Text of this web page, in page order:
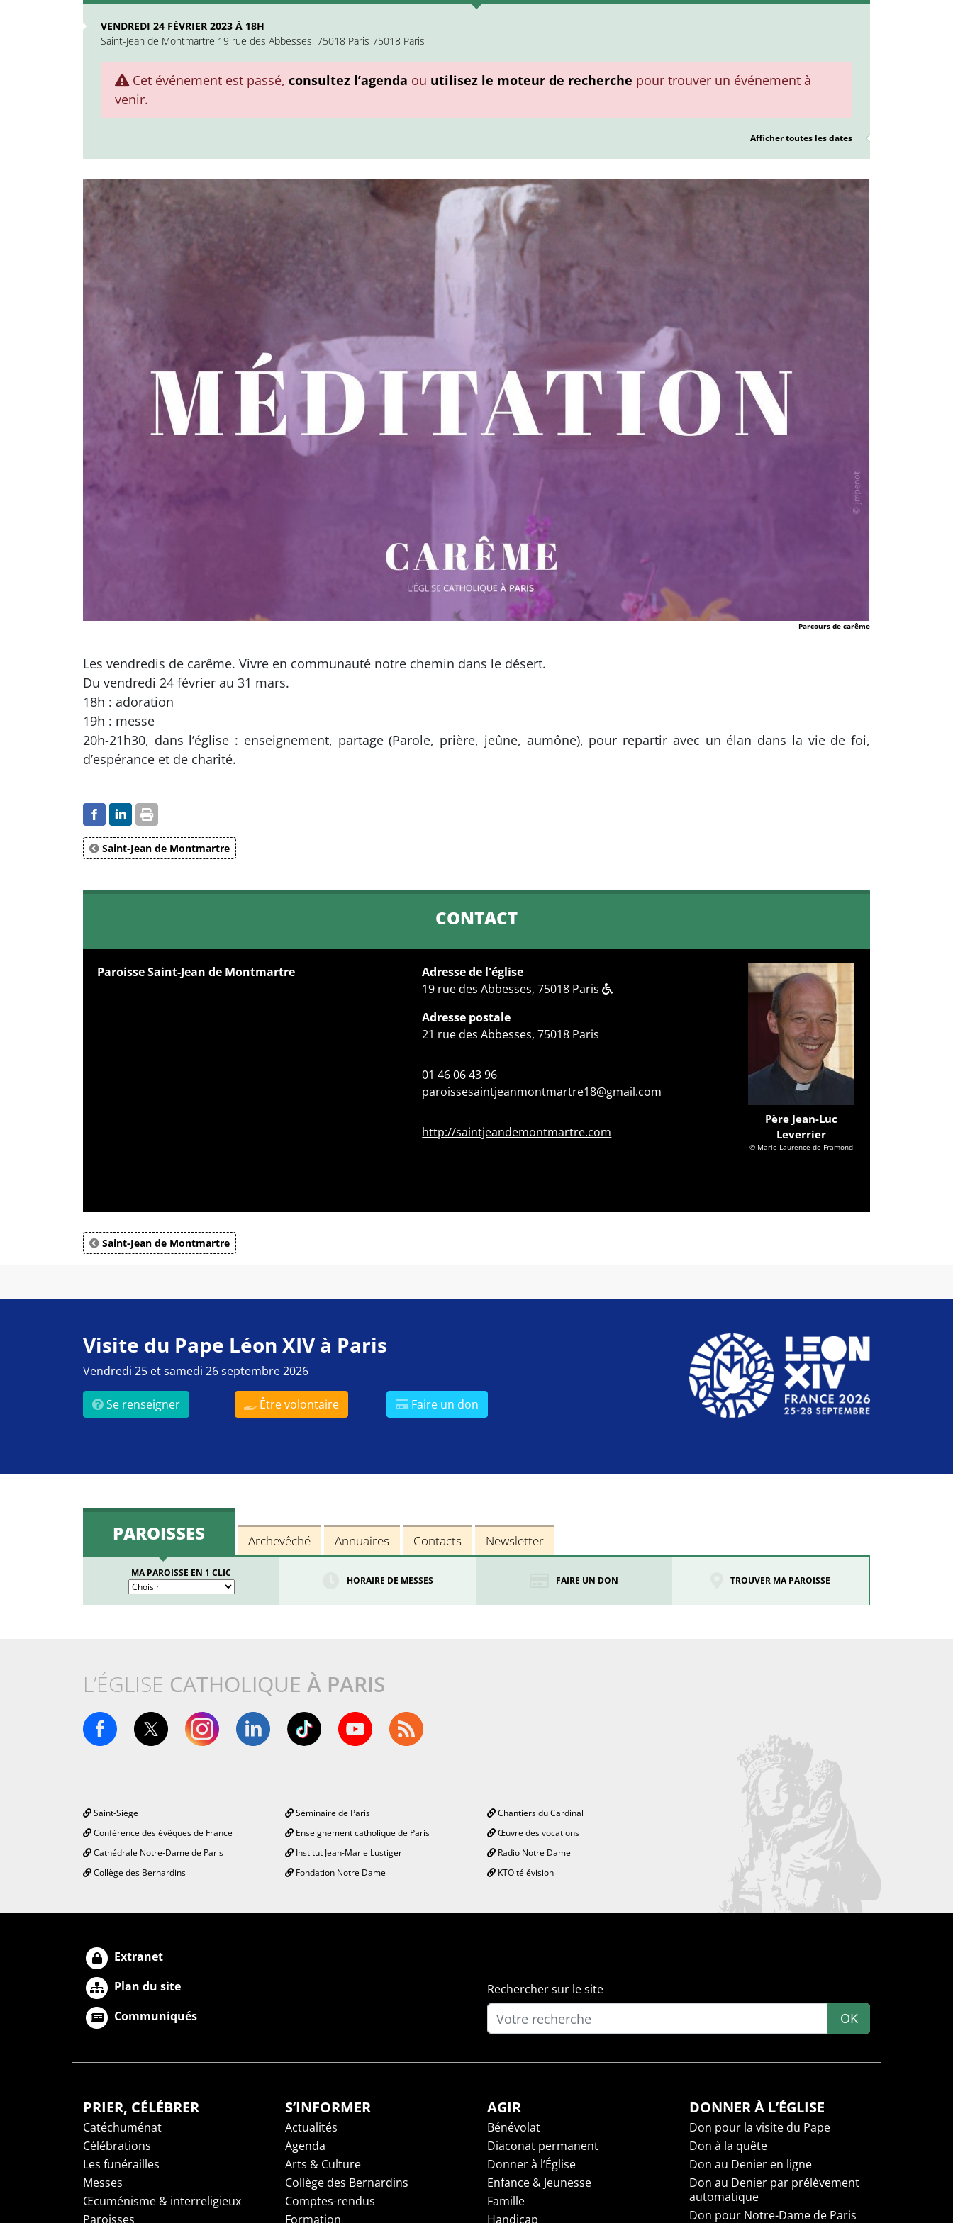
VENDREDI 24 FÉVRIER 2023 À 18H
Saint-Jean de Montmartre 19 rue des Abbesses, 75018 Paris 75018 Paris
Cet événement est passé, consultez l’agenda ou utilisez le moteur de recherche pour trouver un événement à
venir.
Afficher toutes les dates
Parcours de carême
Les vendredis de carême. Vivre en communauté notre chemin dans le désert.
Du vendredi 24 février au 31 mars.
18h : adoration
19h : messe
20h-21h30, dans l’église : enseignement, partage (Parole, prière, jeûne, aumône), pour repartir avec un élan dans la vie de foi,
d’espérance et de charité.
Saint-Jean de Montmartre
CONTACT
Paroisse Saint-Jean de Montmartre
Adresse de l'église
19 rue des Abbesses, 75018 Paris
Adresse postale
21 rue des Abbesses, 75018 Paris
01 46 06 43 96
paroissesaintjeanmontmartre18@gmail.com
http://saintjeandemontmartre.com
Père Jean-Luc
Leverrier
© Marie-Laurence de Framond
Saint-Jean de Montmartre
Visite du Pape Léon XIV à Paris
Vendredi 25 et samedi 26 septembre 2026
Se renseigner Être volontaire Faire un don
PAROISSES Archevêché Annuaires Contacts Newsletter
MA PAROISSE EN 1 CLIC
HORAIRE DE MESSES FAIRE UN DON TROUVER MA PAROISSE
L’ÉGLISE CATHOLIQUE À PARIS
Saint-Siège
Conférence des évêques de France
Cathédrale Notre-Dame de Paris
Collège des Bernardins
Séminaire de Paris
Enseignement catholique de Paris
Institut Jean-Marie Lustiger
Fondation Notre Dame
Chantiers du Cardinal
Œuvre des vocations
Radio Notre Dame
KTO télévision
Extranet
Plan du site
Communiqués
Rechercher sur le site
OK
PRIER, CÉLÉBRER
Catéchuménat
Célébrations
Les funérailles
Messes
Œcuménisme & interreligieux
Paroisses
S’INFORMER
Actualités
Agenda
Arts & Culture
Collège des Bernardins
Comptes-rendus
Formation
AGIR
Bénévolat
Diaconat permanent
Donner à l’Église
Enfance & Jeunesse
Famille
Handicap
DONNER À L’ÉGLISE
Don pour la visite du Pape
Don à la quête
Don au Denier en ligne
Don au Denier par prélèvement
automatique
Don pour Notre-Dame de Paris